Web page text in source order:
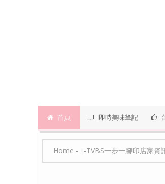
首頁 即時美味筆記
Home - ∣-TVBS一步一腳印店家資